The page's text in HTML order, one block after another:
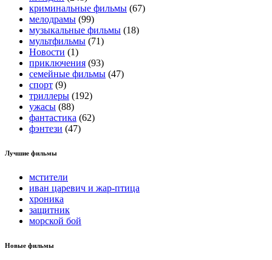
криминальные фильмы (67)
мелодрамы (99)
музыкальные фильмы (18)
мультфильмы (71)
Новости (1)
приключения (93)
семейные фильмы (47)
спорт (9)
триллеры (192)
ужасы (88)
фантастика (62)
фэнтези (47)
Лучшие фильмы
мстители
иван царевич и жар-птица
хроника
защитник
морской бой
Новые фильмы